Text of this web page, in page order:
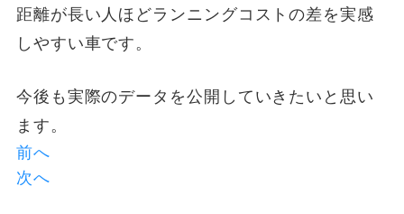
距離が長い人ほどランニングコストの差を実感
しやすい車です。
今後も実際のデータを公開していきたいと思い
ます。
前へ
次へ